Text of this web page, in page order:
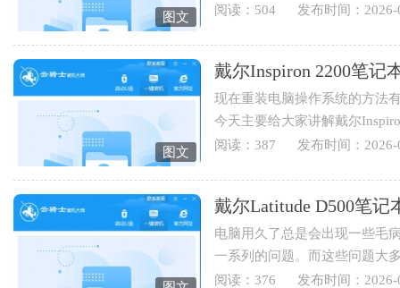
图文
装系统，下面就为您讲解戴...
阅读：504 发布时间：2026-
图文
戴尔Inspiron 2200笔记
现在重装电脑操作系统的方法
今天主要给大家讲解戴尔
伴可以学起来哟。1.打开云骑
阅读：387 发布时间：2026-
戴尔Latitude D500笔
电脑用久了总是会出现一些毛
一系列的问题。而这些问题大
于戴尔Latitude D500笔记本用...
阅读：376 发布时间：2026-